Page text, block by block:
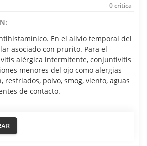
0critica
En el alivio temporal del
asociado con prurito. Para el
alérgica intermitente, conjuntivitis
menores del ojo como alergias
resfriados, polvo, smog, viento, aguas
de contacto.